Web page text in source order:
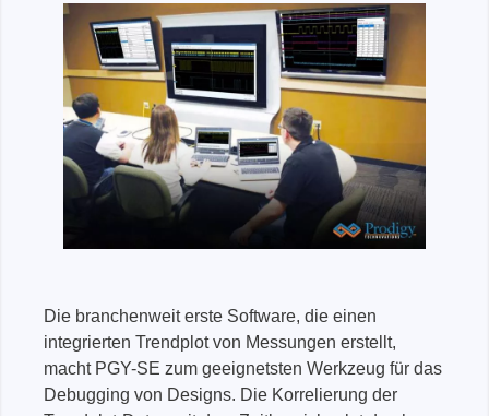
Die branchenweit erste Software, die einen
integrierten Trendplot von Messungen erstellt,
macht PGY-SE zum geeignetsten Werkzeug für das
Debugging von Designs. Die Korrelierung der